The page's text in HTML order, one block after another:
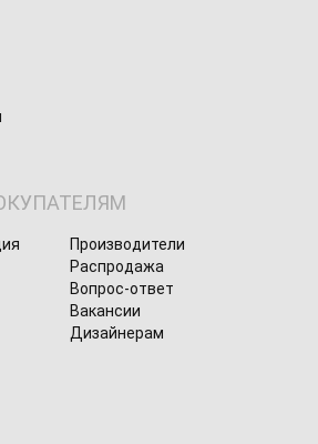
Производители
Распродажа
Вопрос-ответ
Вакансии
Дизайнерам